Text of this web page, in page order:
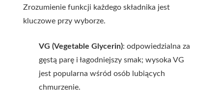
Zrozumienie funkcji każdego składnika jest
kluczowe przy wyborze.
VG (Vegetable Glycerin): odpowiedzialna za
gęstą parę i łagodniejszy smak; wysoka VG
jest popularna wśród osób lubiących
chmurzenie.